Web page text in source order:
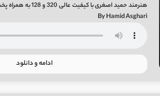
By Hamid Asghari
ادامه و دانلود